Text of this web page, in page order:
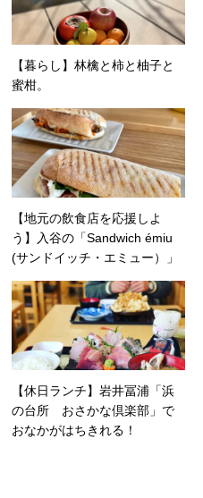
【暮らし】林檎と柿と柚子と
蜜柑。
【地元の飲食店を応援しよ
う】入谷の「Sandwich émiu
(サンドイッチ・エミュー）」
【休日ランチ】岩井冨浦「浜
の台所 おさかな倶楽部」で
おなかがはちきれる！